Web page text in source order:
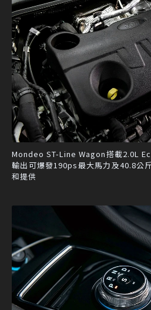
Mondeo ST-Line Wagon搭載2.0L
輸出可爆發190ps最大馬力及40.8公
和提供